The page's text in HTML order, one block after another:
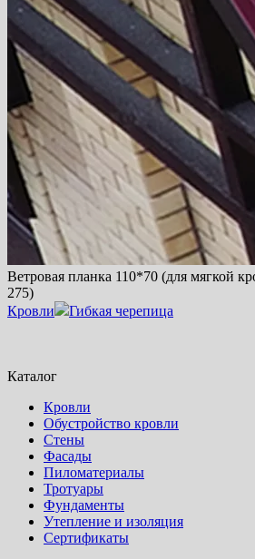
Ветровая планка 110*70 (для мягкой
275)
Кровли
Гибкая черепица
Каталог
Кровли
Обустройство кровли
Стены
Фасады
Пиломатериалы
Тротуары
Фундаменты
Утепление и изоляция
Сертификаты